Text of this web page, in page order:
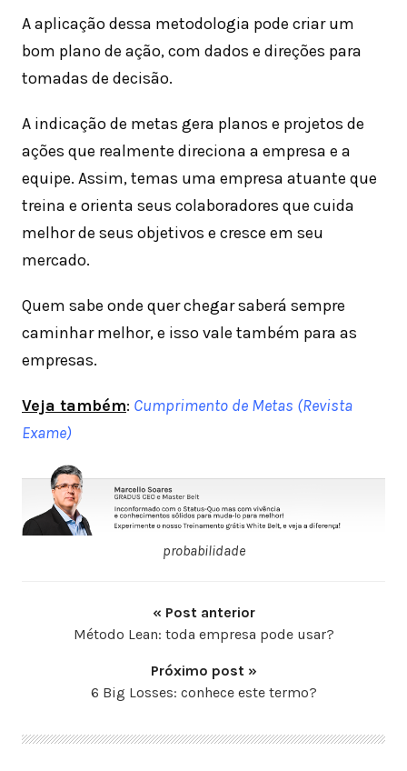
A aplicação dessa metodologia pode criar um
bom plano de ação, com dados e direções para
tomadas de decisão.
A indicação de metas gera planos e projetos de
ações que realmente direciona a empresa e a
equipe. Assim, temas uma empresa atuante que
treina e orienta seus colaboradores que cuida
melhor de seus objetivos e cresce em seu
mercado.
Quem sabe onde quer chegar saberá sempre
caminhar melhor, e isso vale também para as
empresas.
Veja também: Cumprimento de Metas (Revista
Exame)
probabilidade
« Post anterior
Método Lean: toda empresa pode usar?
Próximo post »
6 Big Losses: conhece este termo?